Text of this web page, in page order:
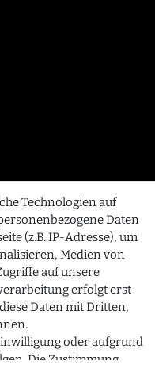
Technologien auf
Daten
(z.B. IP-Adresse), um
Medien von
auf unsere
erfolgt erst
Daten mit Dritten,
oder aufgrund
Die Zustimmung
SCHLIESSEN